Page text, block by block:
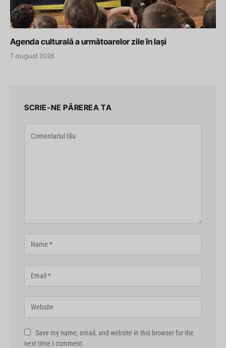
Agenda culturală a următoarelor zile în Iași
7 august 2026
SCRIE-NE PĂREREA TA
Save my name, email, and website in this browser for the
next time I comment.